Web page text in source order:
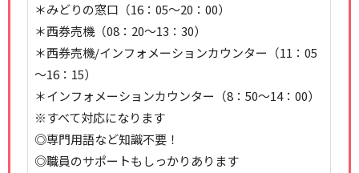
＊みどりの窓口（16：05～20：00）
＊西券売機（08：20～13：30）
＊西券売機/インフォメーションカウンター（11：05
～16：15）
＊インフォメーションカウンター（8：50～14：00）
※すべて対応になります
◎専門用語など知識不要！
◎職員のサポートもしっかりあります